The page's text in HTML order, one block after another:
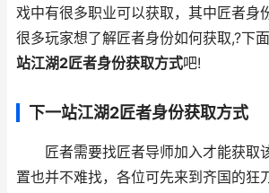
戏中有很多职业可以获取，其中匠者身
很多玩家想了解匠者身份如何获取,?下
站江湖2匠者身份获取方式吧!
下一站江湖2匠者身份获取方式
匠者需要找匠者导师加入才能获取
置也并不难找，各位可先来到齐国的狂